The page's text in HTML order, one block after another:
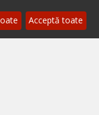
toate Acceptă toate